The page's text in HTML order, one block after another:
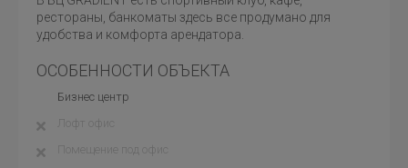
рестораны, банкоматы здесь все продумано для
удобства и комфорта арендатора.
ОСОБЕННОСТИ ОБЪЕКТА
Бизнес центр
Лофт офис
Помещение под офис